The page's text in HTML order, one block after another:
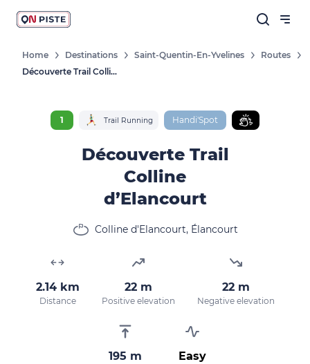
Home Destinations Saint-Quentin-En-Yvelines
Routes
Découverte Trail Colline D’Elancourt
1 Trail Running Handi'Spot
Découverte Trail
Colline
d’Elancourt
Colline d'Elancourt, Élancourt
2.14 km
Distance
22 m
Positive elevation
22 m
Negative elevation
195 m Easy